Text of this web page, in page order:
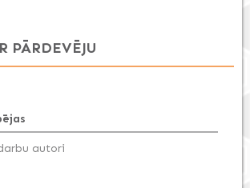
PĀRDEVĒJU
autori